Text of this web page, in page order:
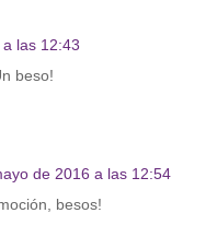
las 12:43
beso!
de 2016 a las 12:54
besos!